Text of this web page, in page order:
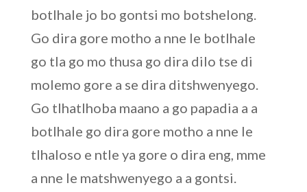
botlhale jo bo gontsi mo botshelong.
Go dira gore motho a nne le botlhale
go tla go mo thusa go dira dilo tse di
molemo gore a se dira ditshwenyego.
Go tlhatlhoba maano a go papadia a a
botlhale go dira gore motho a nne le
tlhaloso e ntle ya gore o dira eng, mme
a nne le matshwenyego a a gontsi.